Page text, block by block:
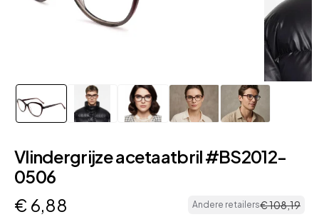
Vlindergrijze acetaatbril #BS2012-
0506
€ 6,88 Andere retailers€108,19